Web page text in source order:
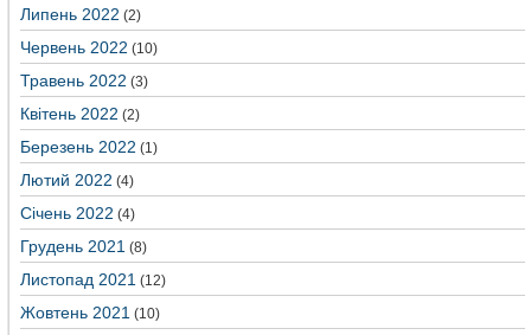
Липень 2022 (2)
Червень 2022 (10)
Травень 2022 (3)
Квітень 2022 (2)
Березень 2022 (1)
Лютий 2022 (4)
Січень 2022 (4)
Грудень 2021 (8)
Листопад 2021 (12)
Жовтень 2021 (10)